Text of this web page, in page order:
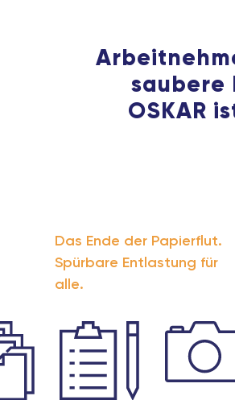
saubere
OSKAR
Das Ende der Papierflut.
Spürbare Entlastung für
alle.